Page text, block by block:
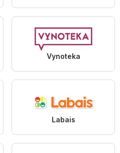
Vynoteka
Labais